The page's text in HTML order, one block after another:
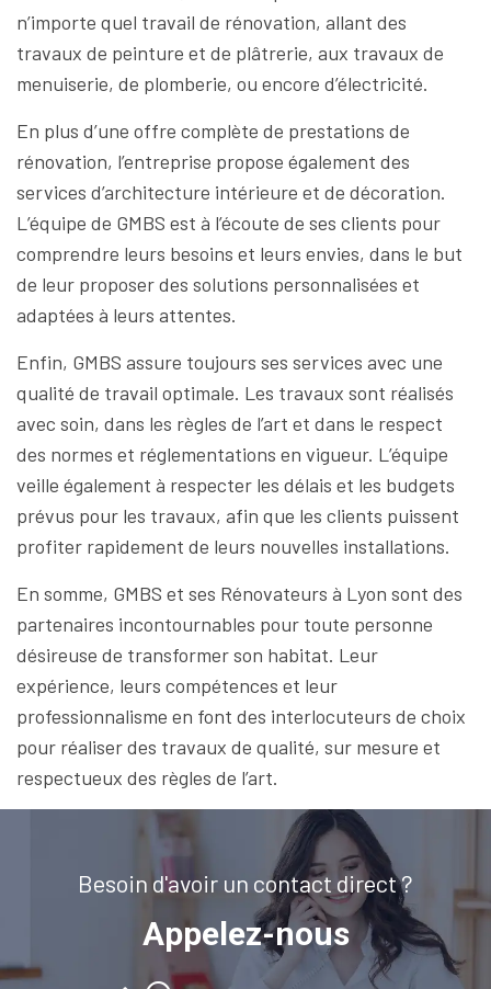
n’importe quel travail de rénovation, allant des
travaux de peinture et de plâtrerie, aux travaux de
menuiserie, de plomberie, ou encore d’électricité.
En plus d’une offre complète de prestations de
rénovation, l’entreprise propose également des
services d’architecture intérieure et de décoration.
L’équipe de GMBS est à l’écoute de ses clients pour
comprendre leurs besoins et leurs envies, dans le but
de leur proposer des solutions personnalisées et
adaptées à leurs attentes.
Enfin, GMBS assure toujours ses services avec une
qualité de travail optimale. Les travaux sont réalisés
avec soin, dans les règles de l’art et dans le respect
des normes et réglementations en vigueur. L’équipe
veille également à respecter les délais et les budgets
prévus pour les travaux, afin que les clients puissent
profiter rapidement de leurs nouvelles installations.
En somme, GMBS et ses Rénovateurs à Lyon sont des
partenaires incontournables pour toute personne
désireuse de transformer son habitat. Leur
expérience, leurs compétences et leur
professionnalisme en font des interlocuteurs de choix
pour réaliser des travaux de qualité, sur mesure et
respectueux des règles de l’art.
Besoin d'avoir un contact direct ?
Appelez-nous